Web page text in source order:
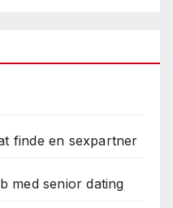
finde en sexpartner
med senior dating